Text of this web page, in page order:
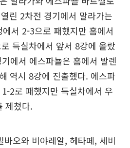
린 2차전 경기에서 말라가는
서 2-3으로 패했지만 홈에서
득실차에서 앞서 8강에 올랐
에서 에스파뇰은 홈에서 발렌
역시 8강에 진출했다. 에스파
2로 패했지만 득실차에서 우
제쳤다.
바오와 비야레알, 헤타페, 세비